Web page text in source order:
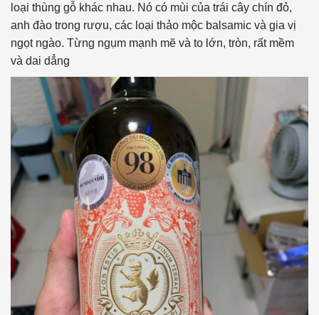
loại thùng gỗ khác nhau. Nó có mùi của trái cây chín đỏ,
anh đào trong rượu, các loại thảo mộc balsamic và gia vị
ngọt ngào. Từng ngụm mạnh mẽ và to lớn, tròn, rất mềm
và dai dẳng